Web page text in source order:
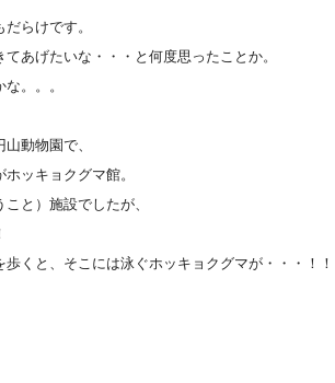
らけです。
あげたいな・・・と何度思ったことか。
。。。
動物園で、
ッキョクグマ館。
と）施設でしたが、
くと、そこには泳ぐホッキョクグマが・・・！！